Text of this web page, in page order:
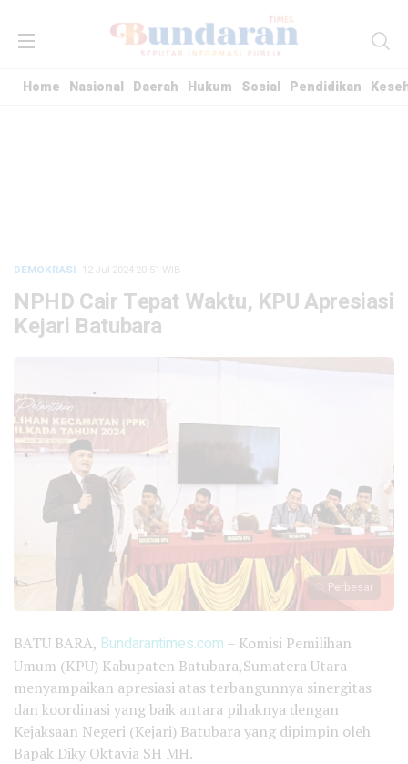
Home Nasional Daerah Hukum Sosial Pendidikan
DEMOKRASI · 12 Jul 2024 20:51 WIB
NPHD Cair Tepat Waktu, KPU Apresiasi
Kejari Batubara
Perbesar
BATU BARA, Bundarantimes.com – Komisi Pemilihan
Umum (KPU) Kabupaten Batubara,Sumatera Utara
menyampaikan apresiasi atas terbangunnya sinergitas
dan koordinasi yang baik antara pihaknya dengan
Kejaksaan Negeri (Kejari) Batubara yang dipimpin oleh
Bapak Diky Oktavia SH MH.